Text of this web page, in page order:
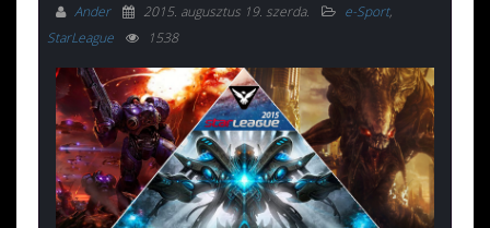
Ander 2015. augusztus 19. szerda. e-Sport,
StarLeague
1538